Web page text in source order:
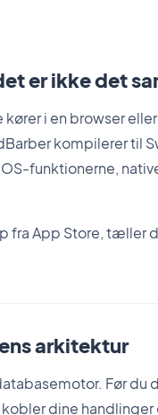
er ikke det
i en browser
kompilerer til
funktionerne,
fra App Store, tæller
arkitektur
Før
dine